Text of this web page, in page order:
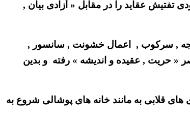
تفتیش عقاید را در مقابل « آزادی بیان ,
, سرکوب , اعمال خشونت , سانسور ,
« حریت , عقیده و اندیشه » رفته و بدین
قلابی به مانند خانه های پوشالی شروع به